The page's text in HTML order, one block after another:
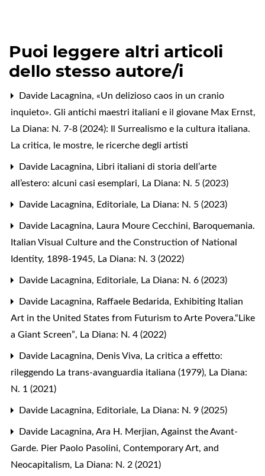
Puoi leggere altri articoli
dello stesso autore/i
Davide Lacagnina, «Un delizioso caos in un cranio
inquieto». Gli antichi maestri italiani e il giovane Max Ernst,
La Diana: N. 7-8 (2024): Il Surrealismo e la cultura italiana.
La critica, le mostre, le ricerche degli artisti
Davide Lacagnina, Libri italiani di storia dell’arte
all’estero: alcuni casi esemplari, La Diana: N. 5 (2023)
Davide Lacagnina, Editoriale, La Diana: N. 5 (2023)
Davide Lacagnina, Laura Moure Cecchini, Baroquemania.
Italian Visual Culture and the Construction of National
Identity, 1898-1945, La Diana: N. 3 (2022)
Davide Lacagnina, Editoriale, La Diana: N. 6 (2023)
Davide Lacagnina, Raffaele Bedarida, Exhibiting Italian
Art in the United States from Futurism to Arte Povera.“Like
a Giant Screen”, La Diana: N. 4 (2022)
Davide Lacagnina, Denis Viva, La critica a effetto:
rileggendo La trans-avanguardia italiana (1979), La Diana:
N. 1 (2021)
Davide Lacagnina, Editoriale, La Diana: N. 9 (2025)
Davide Lacagnina, Ara H. Merjian, Against the Avant-
Garde. Pier Paolo Pasolini, Contemporary Art, and
Neocapitalism, La Diana: N. 2 (2021)